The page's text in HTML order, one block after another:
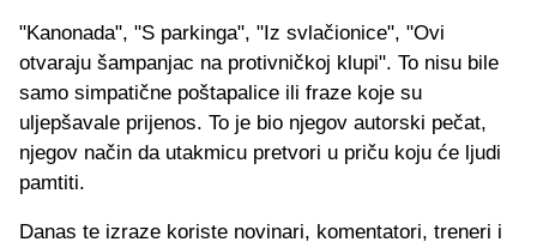
"Kanonada", "S parkinga", "Iz svlačionice", "Ovi
otvaraju šampanjac na protivničkoj klupi". To nisu bile
samo simpatične poštapalice ili fraze koje su
uljepšavale prijenos. To je bio njegov autorski pečat,
njegov način da utakmicu pretvori u priču koju će ljudi
pamtiti.
Danas te izraze koriste novinari, komentatori, treneri i